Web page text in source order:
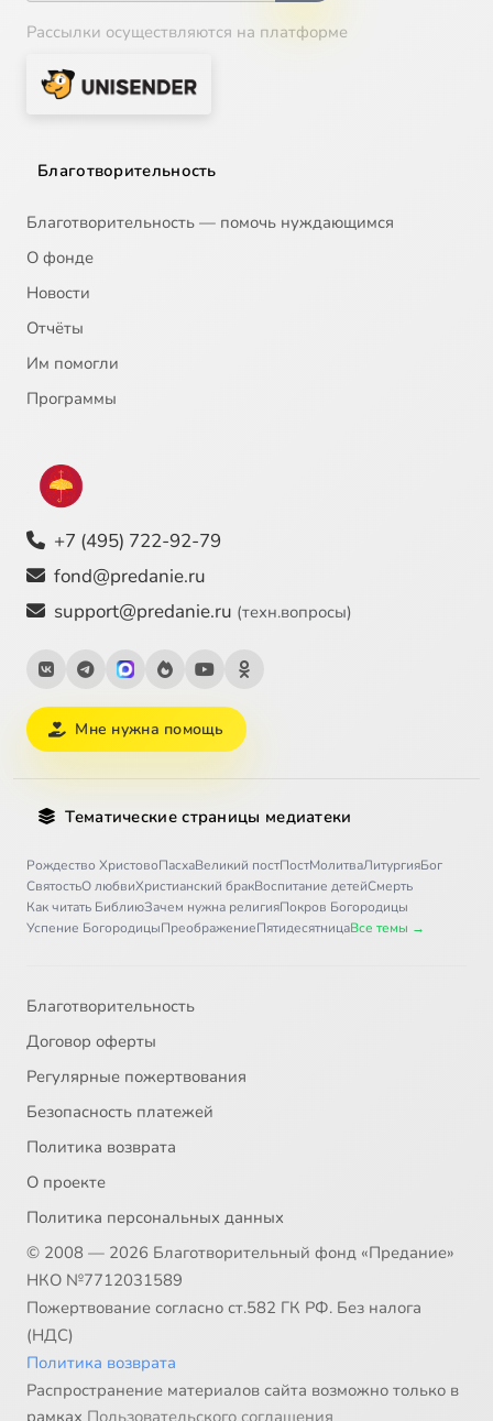
Рассылки осуществляются на платформе
Благотворительность
Благотворительность — помочь нуждающимся
О фонде
Новости
Отчёты
Им помогли
Программы
+7 (495) 722-92-79
fond@predanie.ru
support@predanie.ru (техн.вопросы)
Мне нужна помощь
Тематические страницы медиатеки
Рождество ХристовоПасхаВеликий постПостМолитваЛитургияБог
СвятостьО любвиХристианский бракВоспитание детейСмерть
Как читать БиблиюЗачем нужна религияПокров Богородицы
Успение БогородицыПреображениеПятидесятницаВсе темы →
Благотворительность
Договор оферты
Регулярные пожертвования
Безопасность платежей
Политика возврата
О проекте
Политика персональных данных
© 2008 — 2026 Благотворительный фонд «Предание»
НКО №7712031589
Пожертвование согласно ст.582 ГК РФ. Без налога
(НДС)
Политика возврата
Распространение материалов сайта возможно только в